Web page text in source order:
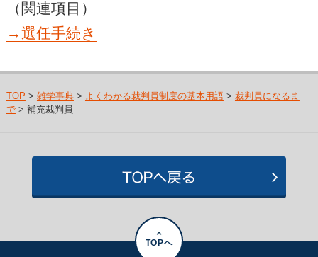
（関連項目）
→選任手続き
TOP > 雑学事典> よくわかる裁判員制度の基本用語> 裁判員になるま
で> 補充裁判員
TOPへ